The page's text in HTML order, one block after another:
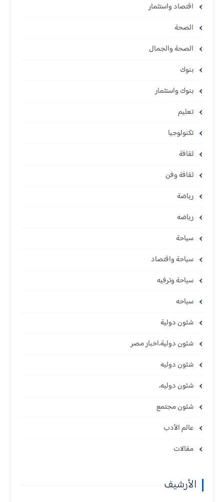
اقتصاد واستثمار
الصحة
الصحة والجمال
بنوك
بنوك واستثمار
تعليم
تكنولوجيا
ثقافة
ثقافة وفن
رياضة
رياضه
سياحة
سياحة واقتصاد
سياحة وترفيه
سياحه
شئون دولية
شئون دولية،اخبار مصر
شئون دوليه
شئون دوليه،
شئون مجتمع
عالم الأدب
مقالات
الأرشيف